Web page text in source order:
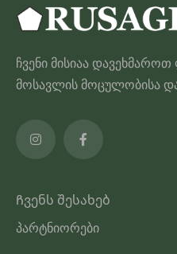
შეიძლება
შეირჩეს
გვერდზე
ჩვენი მისიაა
მოსავლის მოცულობისა
Ჩვენს შესახებ
პარტნიორები